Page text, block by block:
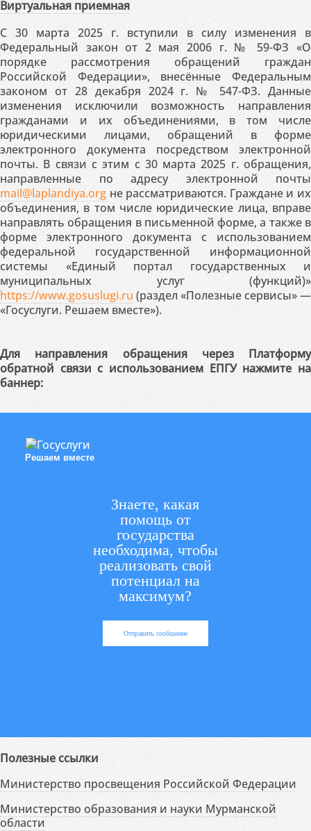
Виртуальная приемная
С 30 марта 2025 г. вступили в силу изменения в
Федеральный закон от 2 мая 2006 г. № 59-ФЗ «О
порядке рассмотрения обращений граждан
Российской Федерации», внесённые Федеральным
законом от 28 декабря 2024 г. № 547-ФЗ. Данные
изменения исключили возможность направления
гражданами и их объединениями, в том числе
юридическими лицами, обращений в форме
электронного документа посредством электронной
почты. В связи с этим с 30 марта 2025 г. обращения,
направленные по адресу электронной почты
mail@laplandiya.org не рассматриваются. Граждане и их
объединения, в том числе юридические лица, вправе
направлять обращения в письменной форме, а также в
форме электронного документа с использованием
федеральной государственной информационной
системы «Единый портал государственных и
муниципальных услуг (функций)»
https://www.gosuslugi.ru (раздел «Полезные сервисы» —
«Госуслуги. Решаем вместе»).
Для направления обращения через Платформу
обратной связи с использованием ЕПГУ нажмите на
баннер:
Решаем вместе
Знаете, какая
помощь от
государства
необходима, чтобы
реализовать свой
потенциал на
максимум?
Отправить сообщение
Полезные ссылки
Министерство просвещения Российской Федерации
Министерство образования и науки Мурманской
области